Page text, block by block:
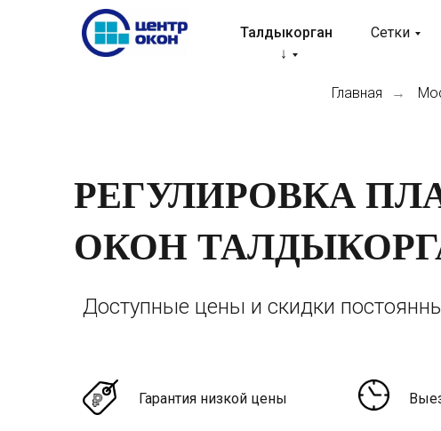
Талдыкорган
↓
Сетки
Главная →
РЕГУЛИРОВКА
ОКОН
Гарантия низкой цены
Доступные цены и скидки